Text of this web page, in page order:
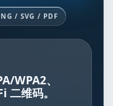
/ SVG / PDF
WPA2、
二维码。